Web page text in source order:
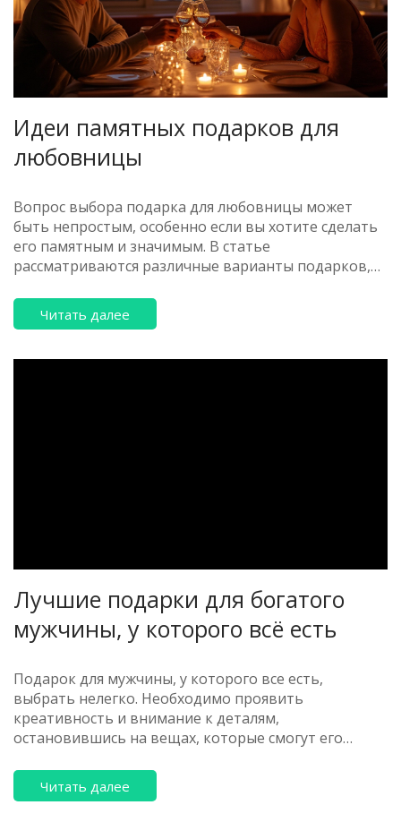
Идеи памятных подарков для
любовницы
Вопрос выбора подарка для любовницы может
быть непростым, особенно если вы хотите сделать
его памятным и значимым. В статье
рассматриваются различные варианты подарков,
авторских украшений и впечатляющих
мероприятий до уникальных сувениров — здесь вы
о важности индивидуального подхода и
Читать далее
Лучшие подарки для богатого
мужчины, у которого всё есть
Подарок для мужчины, у которого все есть,
выбрать нелегко. Необходимо проявить
креативность и внимание к деталям,
остановившись на вещах, которые смогут его
редкие предметы искусства или
высокотехнологичные гаджеты. Главное – делать
Читать далее